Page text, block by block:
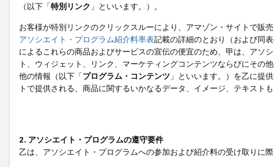
（以下「特別リンク 」といいます。）。
お客様が特別リンクのクリックスルーにより、アマゾン・サイトで販
アソシエイト・プログラム紹介料率表記載の詳細のとおり（および同
によるこれらの商品およびサービスの宣伝の便宜のため、甲は、アソ
ト、ウィジェット、リンク、マーケティングコンテンツならびにその
他の情報（以下「プログラム・コンテンツ 」といいます。）を乙に提
トで提供される、商品に関するいかなるデータ、イメージ、テキス
2. アソシエイト・プログラムの遵守要件
乙は、アソシエイト・プログラムへの参加および紹介料の受け取りに